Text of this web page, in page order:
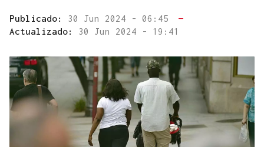
Publicado: 30 Jun 2024 - 06:45
—
Actualizado: 30 Jun 2024 - 19:41